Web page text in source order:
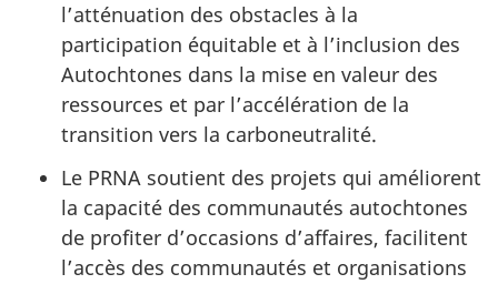
l’atténuation des obstacles à la
participation équitable et à l’inclusion des
Autochtones dans la mise en valeur des
ressources et par l’accélération de la
transition vers la carboneutralité.
Le PRNA soutient des projets qui améliorent
la capacité des communautés autochtones
de profiter d’occasions d’affaires, facilitent
l’accès des communautés et organisations